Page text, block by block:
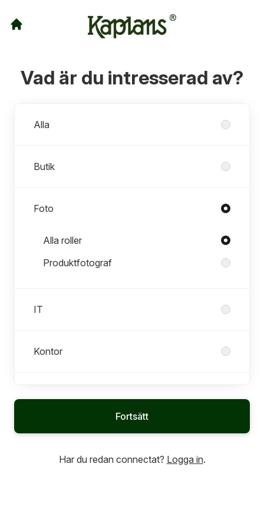
Vad är du intresserad av?
Alla
Butik
Foto
Roller i FotoAlla roller
Produktfotograf
IT
Kontor
Verkstaden
Fortsätt
Har du redan connectat? Logga in.